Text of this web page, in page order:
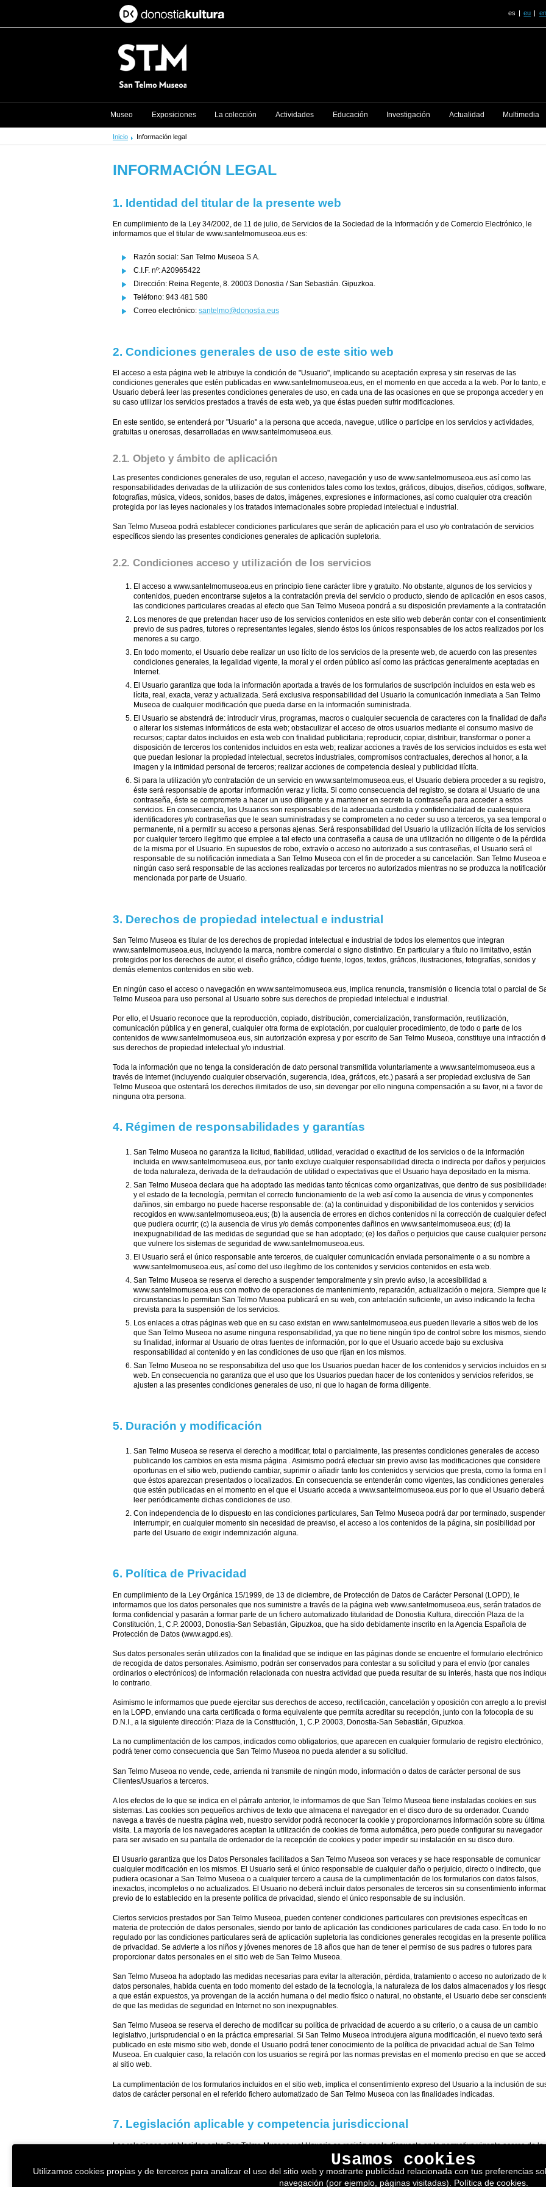
Inicio Información legal
INFORMACIÓN LEGAL
1. Identidad del titular de la presente web
En cumplimiento de la Ley 34/2002, de 11 de julio, de Servicios de la Sociedad de la Información y de Comercio Electrónico, le
informamos que el titular de www.santelmomuseoa.eus es:
Razón social: San Telmo Museoa S.A.
C.I.F. nº: A20965422
Dirección: Reina Regente, 8. 20003 Donostia / San Sebastián. Gipuzkoa.
Teléfono: 943 481 580
Correo electrónico: santelmo@donostia.eus
2. Condiciones generales de uso de este sitio web
El acceso a esta página web le atribuye la condición de "Usuario", implicando su aceptación expresa y sin reservas de las
condiciones generales que estén publicadas en www.santelmomuseoa.eus, en el momento en que acceda a la web. Por lo tanto, el
Usuario deberá leer las presentes condiciones generales de uso, en cada una de las ocasiones en que se proponga acceder y en
su caso utilizar los servicios prestados a través de esta web, ya que éstas pueden sufrir modificaciones.
En este sentido, se entenderá por "Usuario" a la persona que acceda, navegue, utilice o participe en los servicios y actividades,
gratuitas u onerosas, desarrolladas en www.santelmomuseoa.eus.
2.1. Objeto y ámbito de aplicación
Las presentes condiciones generales de uso, regulan el acceso, navegación y uso de www.santelmomuseoa.eus así como las
responsabilidades derivadas de la utilización de sus contenidos tales como los textos, gráficos, dibujos, diseños, códigos, software,
fotografías, música, vídeos, sonidos, bases de datos, imágenes, expresiones e informaciones, así como cualquier otra creación
protegida por las leyes nacionales y los tratados internacionales sobre propiedad intelectual e industrial.
San Telmo Museoa podrá establecer condiciones particulares que serán de aplicación para el uso y/o contratación de servicios
específicos siendo las presentes condiciones generales de aplicación supletoria.
2.2. Condiciones acceso y utilización de los servicios
El acceso a www.santelmomuseoa.eus en principio tiene carácter libre y gratuito. No obstante, algunos de los servicios y
contenidos, pueden encontrarse sujetos a la contratación previa del servicio o producto, siendo de aplicación en esos casos,
las condiciones particulares creadas al efecto que San Telmo Museoa pondrá a su disposición previamente a la contratación.
Los menores de que pretendan hacer uso de los servicios contenidos en este sitio web deberán contar con el
previo de sus padres, tutores o representantes legales, siendo éstos los únicos responsables de los actos realizados por los
menores a su cargo.
En todo momento, el Usuario debe realizar un uso lícito de los servicios de la presente web, de acuerdo con las presentes
condiciones generales, la legalidad vigente, la moral y el orden público así como las prácticas generalmente aceptadas en
Internet.
El Usuario garantiza que toda la información aportada a través de los formularios de suscripción incluidos en esta web es
lícita, real, exacta, veraz y actualizada. Será exclusiva responsabilidad del Usuario la comunicación inmediata a San Telmo
Museoa de cualquier modificación que pueda darse en la información suministrada.
El Usuario se abstendrá de: introducir virus, programas, macros o cualquier secuencia de caracteres con la finalidad de
o alterar los sistemas informáticos de esta web; obstaculizar el acceso de otros usuarios mediante el consumo masivo de
recursos; captar datos incluidos en esta web con finalidad publicitaria; reproducir, copiar, distribuir, transformar o poner a
disposición de terceros los contenidos incluidos en esta web; realizar acciones a través de los servicios incluidos es esta
que puedan lesionar la propiedad intelectual, secretos industriales, compromisos contractuales, derechos al honor, a la
imagen y la intimidad personal de terceros; realizar acciones de competencia desleal y publicidad ilícita.
Si para la utilización y/o contratación de un servicio en www.santelmomuseoa.eus, el Usuario debiera proceder a su registro,
éste será responsable de aportar información veraz y lícita. Si como consecuencia del registro, se dotara al Usuario de una
contraseña, éste se compromete a hacer un uso diligente y a mantener en secreto la contraseña para acceder a estos
servicios. En consecuencia, los Usuarios son responsables de la adecuada custodia y confidencialidad de cualesquiera
identificadores y/o contraseñas que le sean suministradas y se comprometen a no ceder su uso a terceros, ya sea temporal o
permanente, ni a permitir su acceso a personas ajenas. Será responsabilidad del Usuario la utilización ilícita de los servicios
por cualquier tercero ilegítimo que emplee a tal efecto una contraseña a causa de una utilización no diligente o de la pérdida
de la misma por el Usuario. En supuestos de robo, extravío o acceso no autorizado a sus contraseñas, el Usuario será el
responsable de su notificación inmediata a San Telmo Museoa con el fin de proceder a su cancelación. San Telmo Museoa
ningún caso será responsable de las acciones realizadas por terceros no autorizados mientras no se produzca la
mencionada por parte de Usuario.
3. Derechos de propiedad intelectual e industrial
San Telmo Museoa es titular de los derechos de propiedad intelectual e industrial de todos los elementos que integran
www.santelmomuseoa.eus, incluyendo la marca, nombre comercial o signo distintivo. En particular y a título no limitativo, están
protegidos por los derechos de autor, el diseño gráfico, código fuente, logos, textos, gráficos, ilustraciones, fotografías, sonidos y
demás elementos contenidos en sitio web.
En ningún caso el acceso o navegación en www.santelmomuseoa.eus, implica renuncia, transmisión o licencia total o parcial de
Telmo Museoa para uso personal al Usuario sobre sus derechos de propiedad intelectual e industrial.
Por ello, el Usuario reconoce que la reproducción, copiado, distribución, comercialización, transformación, reutilización,
comunicación pública y en general, cualquier otra forma de explotación, por cualquier procedimiento, de todo o parte de los
contenidos de www.santelmomuseoa.eus, sin autorización expresa y por escrito de San Telmo Museoa, constituye una infracción
sus derechos de propiedad intelectual y/o industrial.
Toda la información que no tenga la consideración de dato personal transmitida voluntariamente a www.santelmomuseoa.eus a
través de Internet (incluyendo cualquier observación, sugerencia, idea, gráficos, etc.) pasará a ser propiedad exclusiva de San
Telmo Museoa que ostentará los derechos ilimitados de uso, sin devengar por ello ninguna compensación a su favor, ni a favor de
ninguna otra persona.
4. Régimen de responsabilidades y garantías
San Telmo Museoa no garantiza la licitud, fiabilidad, utilidad, veracidad o exactitud de los servicios o de la información
incluida en www.santelmomuseoa.eus, por tanto excluye cualquier responsabilidad directa o indirecta por daños y perjuicios
de toda naturaleza, derivada de la defraudación de utilidad o expectativas que el Usuario haya depositado en la misma.
San Telmo Museoa declara que ha adoptado las medidas tanto técnicas como organizativas, que dentro de sus
y el estado de la tecnología, permitan el correcto funcionamiento de la web así como la ausencia de virus y componentes
dañinos, sin embargo no puede hacerse responsable de: (a) la continuidad y disponibilidad de los contenidos y servicios
recogidos en www.santelmomuseoa.eus; (b) la ausencia de errores en dichos contenidos ni la corrección de cualquier
que pudiera ocurrir; (c) la ausencia de virus y/o demás componentes dañinos en www.santelmomuseoa.eus; (d) la
inexpugnabilidad de las medidas de seguridad que se han adoptado; (e) los daños o perjuicios que cause cualquier
que vulnere los sistemas de seguridad de www.santelmomuseoa.eus.
El Usuario será el único responsable ante terceros, de cualquier comunicación enviada personalmente o a su nombre a
www.santelmomuseoa.eus, así como del uso ilegítimo de los contenidos y servicios contenidos en esta web.
San Telmo Museoa se reserva el derecho a suspender temporalmente y sin previo aviso, la accesibilidad a
www.santelmomuseoa.eus con motivo de operaciones de mantenimiento, reparación, actualización o mejora. Siempre que
circunstancias lo permitan San Telmo Museoa publicará en su web, con antelación suficiente, un aviso indicando la fecha
prevista para la suspensión de los servicios.
Los enlaces a otras páginas web que en su caso existan en www.santelmomuseoa.eus pueden llevarle a sitios web de los
que San Telmo Museoa no asume ninguna responsabilidad, ya que no tiene ningún tipo de control sobre los mismos, siendo
su finalidad, informar al Usuario de otras fuentes de información, por lo que el Usuario accede bajo su exclusiva
responsabilidad al contenido y en las condiciones de uso que rijan en los mismos.
San Telmo Museoa no se responsabiliza del uso que los Usuarios puedan hacer de los contenidos y servicios incluidos en
web. En consecuencia no garantiza que el uso que los Usuarios puedan hacer de los contenidos y servicios referidos, se
ajusten a las presentes condiciones generales de uso, ni que lo hagan de forma diligente.
5. Duración y modificación
San Telmo Museoa se reserva el derecho a modificar, total o parcialmente, las presentes condiciones generales de acceso
publicando los cambios en esta misma página . Asimismo podrá efectuar sin previo aviso las modificaciones que considere
oportunas en el sitio web, pudiendo cambiar, suprimir o añadir tanto los contenidos y servicios que presta, como la forma en
que éstos aparezcan presentados o localizados. En consecuencia se entenderán como vigentes, las condiciones generales
que estén publicadas en el momento en el que el Usuario acceda a www.santelmomuseoa.eus por lo que el Usuario deberá
leer periódicamente dichas condiciones de uso.
Con independencia de lo dispuesto en las condiciones particulares, San Telmo Museoa podrá dar por terminado,
interrumpir, en cualquier momento sin necesidad de preaviso, el acceso a los contenidos de la página, sin posibilidad por
parte del Usuario de exigir indemnización alguna.
6. Política de Privacidad
En cumplimiento de la Ley Orgánica 15/1999, de 13 de diciembre, de Protección de Datos de Carácter Personal (LOPD), le
informamos que los datos personales que nos suministre a través de la página web www.santelmomuseoa.eus, serán tratados de
forma confidencial y pasarán a formar parte de un fichero automatizado titularidad de Donostia Kultura, dirección Plaza de la
Constitución, 1, C.P. 20003, Donostia-San Sebastián, Gipuzkoa, que ha sido debidamente inscrito en la Agencia Española de
Protección de Datos (www.agpd.es).
Sus datos personales serán utilizados con la finalidad que se indique en las páginas donde se encuentre el formulario electrónico
de recogida de datos personales. Asimismo, podrán ser conservados para contestar a su solicitud y para el envío (por canales
ordinarios o electrónicos) de información relacionada con nuestra actividad que pueda resultar de su interés, hasta que nos
lo contrario.
Asimismo le informamos que puede ejercitar sus derechos de acceso, rectificación, cancelación y oposición con arreglo a lo
en la LOPD, enviando una carta certificada o forma equivalente que permita acreditar su recepción, junto con la fotocopia de su
D.N.I., a la siguiente dirección: Plaza de la Constitución, 1, C.P. 20003, Donostia-San Sebastián, Gipuzkoa.
La no cumplimentación de los campos, indicados como obligatorios, que aparecen en cualquier formulario de registro electrónico,
podrá tener como consecuencia que San Telmo Museoa no pueda atender a su solicitud.
San Telmo Museoa no vende, cede, arrienda ni transmite de ningún modo, información o datos de carácter personal de sus
Clientes/Usuarios a terceros.
A los efectos de lo que se indica en el párrafo anterior, le informamos de que San Telmo Museoa tiene instaladas cookies en sus
sistemas. Las cookies son pequeños archivos de texto que almacena el navegador en el disco duro de su ordenador. Cuando
navega a través de nuestra página web, nuestro servidor podrá reconocer la cookie y proporcionarnos información sobre su última
visita. La mayoría de los navegadores aceptan la utilización de cookies de forma automática, pero puede configurar su navegador
para ser avisado en su pantalla de ordenador de la recepción de cookies y poder impedir su instalación en su disco duro.
El Usuario garantiza que los Datos Personales facilitados a San Telmo Museoa son veraces y se hace responsable de comunicar
cualquier modificación en los mismos. El Usuario será el único responsable de cualquier daño o perjuicio, directo o indirecto, que
pudiera ocasionar a San Telmo Museoa o a cualquier tercero a causa de la cumplimentación de los formularios con datos falsos,
inexactos, incompletos o no actualizados. El Usuario no deberá incluir datos personales de terceros sin su consentimiento
previo de lo establecido en la presente política de privacidad, siendo el único responsable de su inclusión.
Ciertos servicios prestados por San Telmo Museoa, pueden contener condiciones particulares con previsiones específicas en
materia de protección de datos personales, siendo por tanto de aplicación las condiciones particulares de cada caso. En todo lo no
regulado por las condiciones particulares será de aplicación supletoria las condiciones generales recogidas en la presente política
de privacidad. Se advierte a los niños y jóvenes menores de 18 años que han de tener el permiso de sus padres o tutores para
proporcionar datos personales en el sitio web de San Telmo Museoa.
San Telmo Museoa ha adoptado las medidas necesarias para evitar la alteración, pérdida, tratamiento o acceso no autorizado de
datos personales, habida cuenta en todo momento del estado de la tecnología, la naturaleza de los datos almacenados y los
a que están expuestos, ya provengan de la acción humana o del medio físico o natural, no obstante, el Usuario debe ser
de que las medidas de seguridad en Internet no son inexpugnables.
San Telmo Museoa se reserva el derecho de modificar su política de privacidad de acuerdo a su criterio, o a causa de un cambio
legislativo, jurisprudencial o en la práctica empresarial. Si San Telmo Museoa introdujera alguna modificación, el nuevo texto será
publicado en este mismo sitio web, donde el Usuario podrá tener conocimiento de la política de privacidad actual de San Telmo
Museoa. En cualquier caso, la relación con los usuarios se regirá por las normas previstas en el momento preciso en que se
al sitio web.
La cumplimentación de los formularios incluidos en el sitio web, implica el consentimiento expreso del Usuario a la inclusión de
datos de carácter personal en el referido fichero automatizado de San Telmo Museoa con las finalidades indicadas.
7. Legislación aplicable y competencia jurisdiccional
Las relaciones establecidas entre San Telmo Museoa y el Usuario se regirán por lo dispuesto en la normativa vigente acerca de la
legislación aplicable y la jurisdicción competente. No obstante, para los casos en los que la normativa prevea la posibilidad a las
partes de someterse a un fuero, San Telmo Museoa y el Usuario, con renuncia expresa a cualquier otro fuero que pudiera
corresponderles, se someten a los Juzgados y Tribunales de la ciudad de San Sebastián.
es eu en
Museo Exposiciones La colección Actividades Educación Investigación Actualidad Multimedia
Usamos cookies
Utilizamos cookies propias y de terceros para analizar el uso del sitio web y mostrarte publicidad relacionada con tus preferencias
navegación (por ejemplo, páginas visitadas). Política de cookies.